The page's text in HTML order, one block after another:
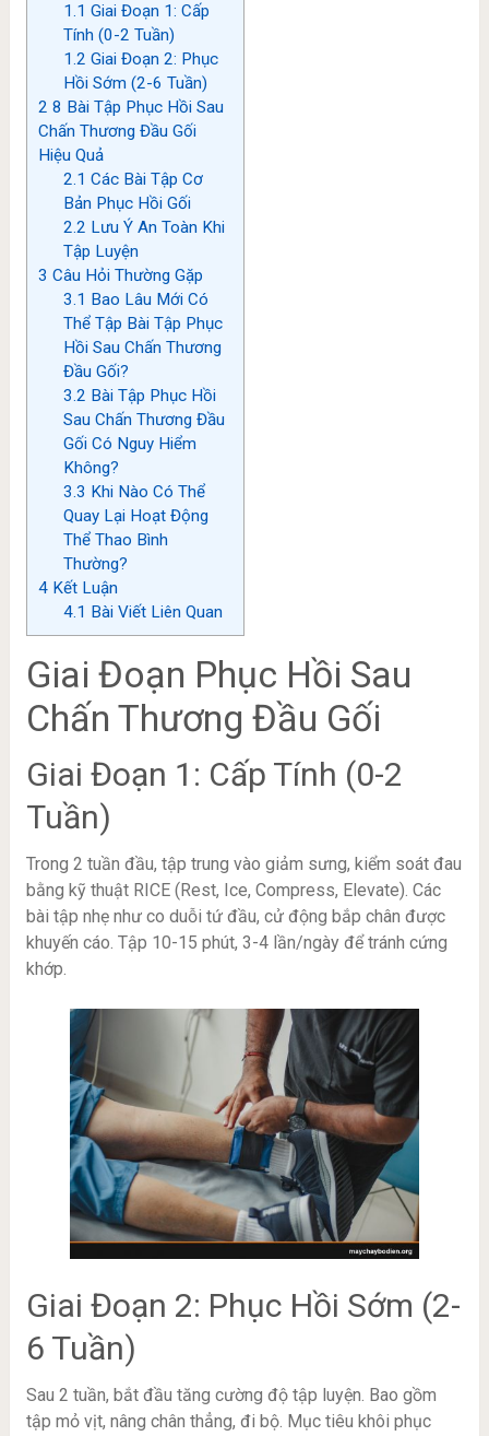
1.1 Giai Đoạn 1: Cấp
Tính (0-2 Tuần)
1.2 Giai Đoạn 2: Phục
Hồi Sớm (2-6 Tuần)
2 8 Bài Tập Phục Hồi Sau
Chấn Thương Đầu Gối
Hiệu Quả
2.1 Các Bài Tập Cơ
Bản Phục Hồi Gối
2.2 Lưu Ý An Toàn Khi
Tập Luyện
3 Câu Hỏi Thường Gặp
3.1 Bao Lâu Mới Có
Thể Tập Bài Tập Phục
Hồi Sau Chấn Thương
Đầu Gối?
3.2 Bài Tập Phục Hồi
Sau Chấn Thương Đầu
Gối Có Nguy Hiểm
Không?
3.3 Khi Nào Có Thể
Quay Lại Hoạt Động
Thể Thao Bình
Thường?
4Kết Luận
4.1 Bài Viết Liên Quan
Giai Đoạn Phục Hồi Sau
Chấn Thương Đầu Gối
Giai Đoạn 1: Cấp Tính (0-2
Tuần)
Trong 2 tuần đầu, tập trung vào giảm sưng, kiểm soát đau
bằng kỹ thuật RICE (Rest, Ice, Compress, Elevate). Các
bài tập nhẹ như co duỗi tứ đầu, cử động bắp chân được
khuyến cáo. Tập 10-15 phút, 3-4 lần/ngày để tránh cứng
khớp.
Giai Đoạn 2: Phục Hồi Sớm (2-
6 Tuần)
Sau 2 tuần, bắt đầu tăng cường độ tập luyện. Bao gồm
tập mỏ vịt, nâng chân thẳng, đi bộ. Mục tiêu khôi phục